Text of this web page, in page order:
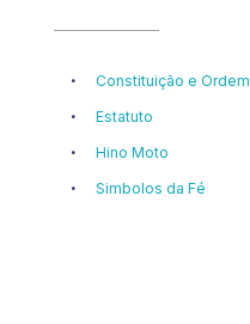
Constituição e Ordem
Estatuto
Hino Moto
Simbolos da Fé